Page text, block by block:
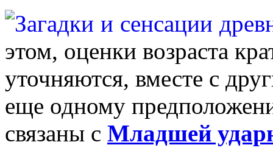
этом, оценки возраста
уточняются, вместе с
еще одному
связаны с Младшей